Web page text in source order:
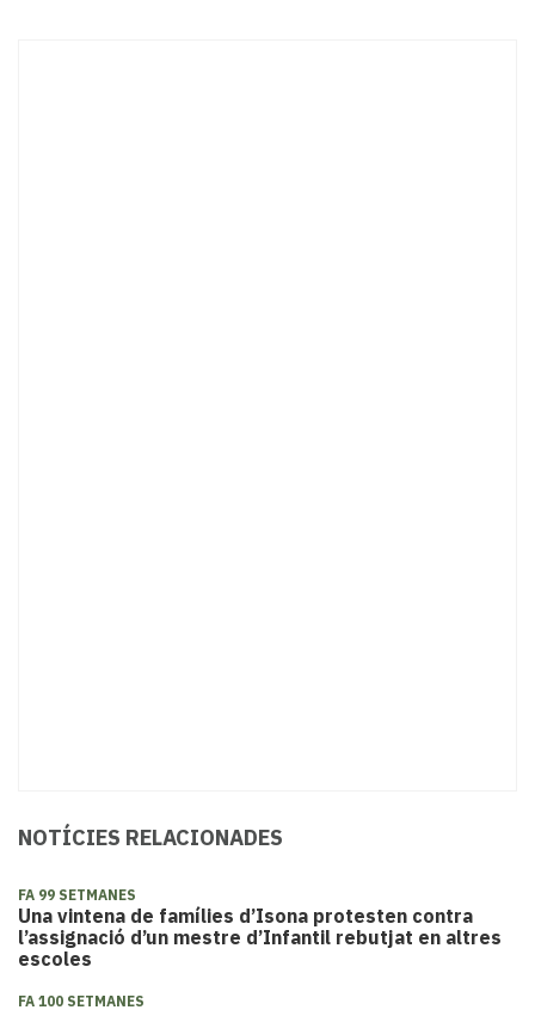
NOTÍCIES RELACIONADES
FA 99 SETMANES
Una vintena de famílies d’Isona protesten contra
l’assignació d’un mestre d’Infantil rebutjat en altres
escoles
FA 100 SETMANES